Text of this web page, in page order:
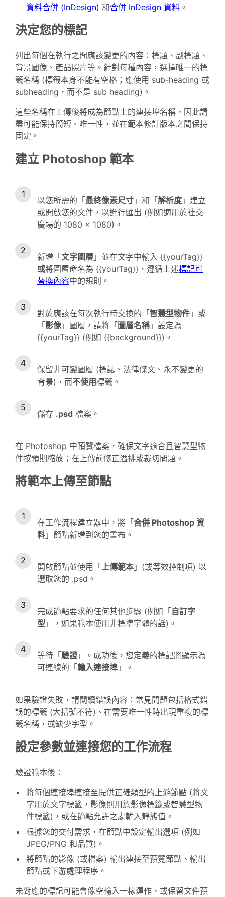
資料合併 (InDesign) 和合併 InDesign 資料 。
決定您的標記
列出每個在執行之間應該變更的內容：標題、副標題、
背景圖像、產品照片等。針對每種內容，選擇唯一的標
籤名稱 (標籤本身不能有空格；應使用 sub-heading 或
subheading，而不是 sub heading)。
這些名稱在上傳後將成為節點上的連接埠名稱，因此請
盡可能保持簡短、唯一性，並在範本修訂版本之間保持
固定。
建立 Photoshop 範本
以您所需的「最終像素尺寸 」和「解析度 」建立
或開啟您的文件，以進行匯出 (例如適用於社交
廣場的 1080 × 1080)。
新增「文字圖層 」並在文字中輸入 {{yourTag}}
或將圖層命名為 {{yourTag}}，遵循上述標記可
替換內容中的規則。
對於應該在每次執行時交換的「智慧型物件 」或
「影像 」圖層，請將「圖層名稱」設定為
{{yourTag}} (例如 {{background}})。
保留非可變圖層 (標誌、法律條文、永不變更的
背景)，而不使用標籤。
儲存 .psd 檔案。
在 Photoshop 中預覽檔案，確保文字適合且智慧型物
件按預期縮放；在上傳前修正溢排或裁切問題。
將範本上傳至節點
在工作流程建立器中，將「合併 Photoshop 資
料 」節點新增到您的畫布。
開啟節點並使用「 上傳範本 」(或等效控制項) 以
選取您的 .psd。
完成節點要求的任何其他步驟 (例如「自訂字
型 」，如果範本使用非標準字體的話)。
等待「驗證 」。成功後，您定義的標記將顯示為
可連線的「輸入連接埠 」。
如果驗證失敗，請閱讀錯誤內容：常見問題包括格式錯
誤的標籤 (大括號不符)、在需要唯一性時出現重複的標
籤名稱，或缺少字型。
設定參數並連接您的工作流程
驗證範本後：
將每個連接埠連接至提供正確類型的上游節點 (將文
字用於文字標籤，影像則用於影像標籤或智慧型物
件標籤)，或在節點允許之處輸入靜態值。
根據您的交付需求，在節點中設定輸出選項 (例如
JPEG/PNG 和品質)。
將節點的影像 (或檔案) 輸出連接至預覽節點、輸出
節點或下游處理程序。
未對應的標記可能會像空輸入一樣運作，或保留文件預